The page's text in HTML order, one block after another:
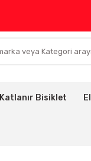
Katlanır Bisiklet